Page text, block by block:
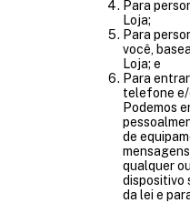
Para
Loja;
Para
você,
Loja; e
Para
telefone e/
Podemos
de
qualquer
dispositivo
da lei e